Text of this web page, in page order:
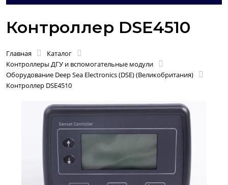
Контроллер DSE4510
Главная
Каталог
Контроллеры ДГУ и вспомогательные модули
Оборудование Deep Sea Electronics (DSE) (Великобритания)
Контроллер DSE4510